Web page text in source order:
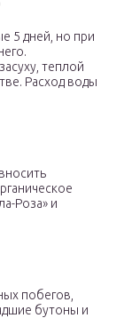
5 дней, но при
теплой
Расход воды
Роза» и
побегов,
бутоны и